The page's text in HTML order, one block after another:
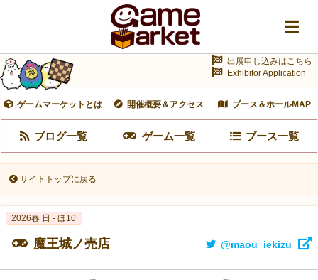
ゲームマーケットとは 開催概要＆アクセス ブース＆ホールMAP
ブログ一覧 ゲーム一覧 ブース一覧
出展申し込みはこちら
Exhibitor Application
サイトトップに戻る
2026春 日 - ほ10
魔王城ノ売店 @maou_iekizu